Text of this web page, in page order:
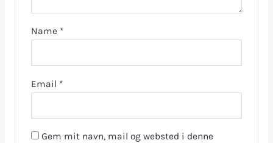
Name *
Email *
Gem mit navn, mail og websted i denne